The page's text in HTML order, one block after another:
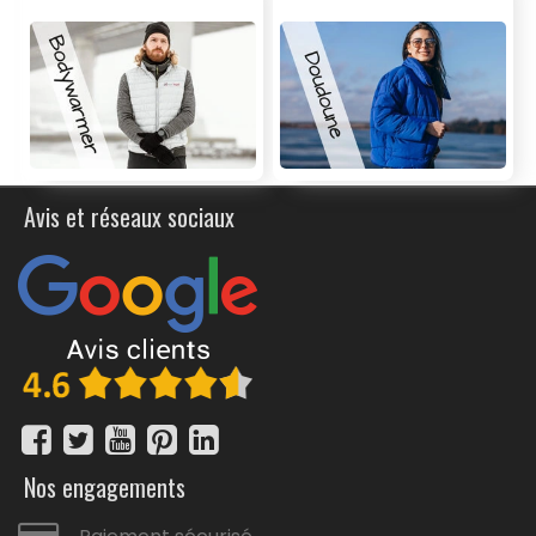
Avis et réseaux sociaux
Nos engagements